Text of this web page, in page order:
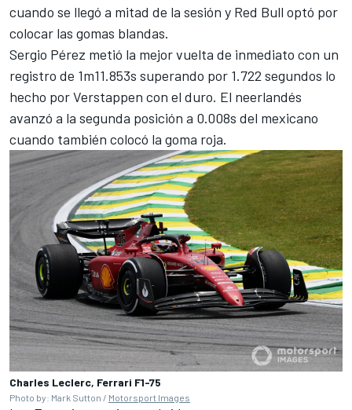
cuando se llegó a mitad de la sesión y Red Bull optó por
colocar las gomas blandas.
Sergio Pérez metió la mejor vuelta de inmediato con un
registro de 1m11.853s superando por 1.722 segundos lo
hecho por Verstappen con el duro. El neerlandés
avanzó a la segunda posición a 0.008s del mexicano
cuando también colocó la goma roja.
Charles Leclerc, Ferrari F1-75
Photo by: Mark Sutton / Motorsport Images